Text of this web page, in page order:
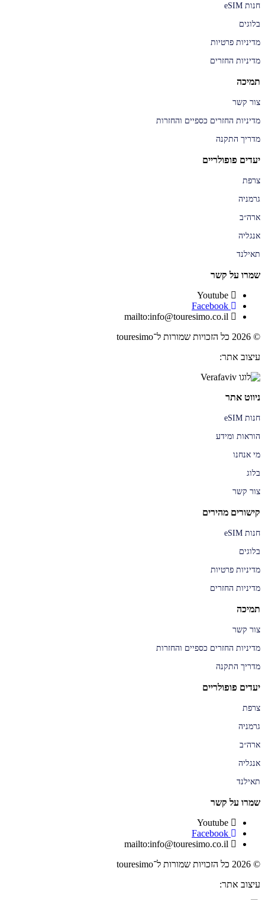
חנות eSIM
בלוגים
מדיניות פרטיות
מדיניות החזרים
תמיכה
צור קשר
מדיניות החזרים כספיים והחזרות
מדריך התקנה
יעדים פופולריים
צרפת
גרמניה
ארה״ב
אנגליה
תאילנד
שמרו על קשר
Youtube
Facebook
mailto:info@touresimo.co.il
© 2026 כל הזכויות שמורות ל־touresimo
עיצוב אתר:
ניווט אתר
חנות eSIM
הוראות ומידע
מי אנחנו
בלוג
צור קשר
קישורים מהירים
חנות eSIM
בלוגים
מדיניות פרטיות
מדיניות החזרים
תמיכה
צור קשר
מדיניות החזרים כספיים והחזרות
מדריך התקנה
יעדים פופולריים
צרפת
גרמניה
ארה״ב
אנגליה
תאילנד
שמרו על קשר
Youtube
Facebook
mailto:info@touresimo.co.il
© 2026 כל הזכויות שמורות ל־touresimo
עיצוב אתר: